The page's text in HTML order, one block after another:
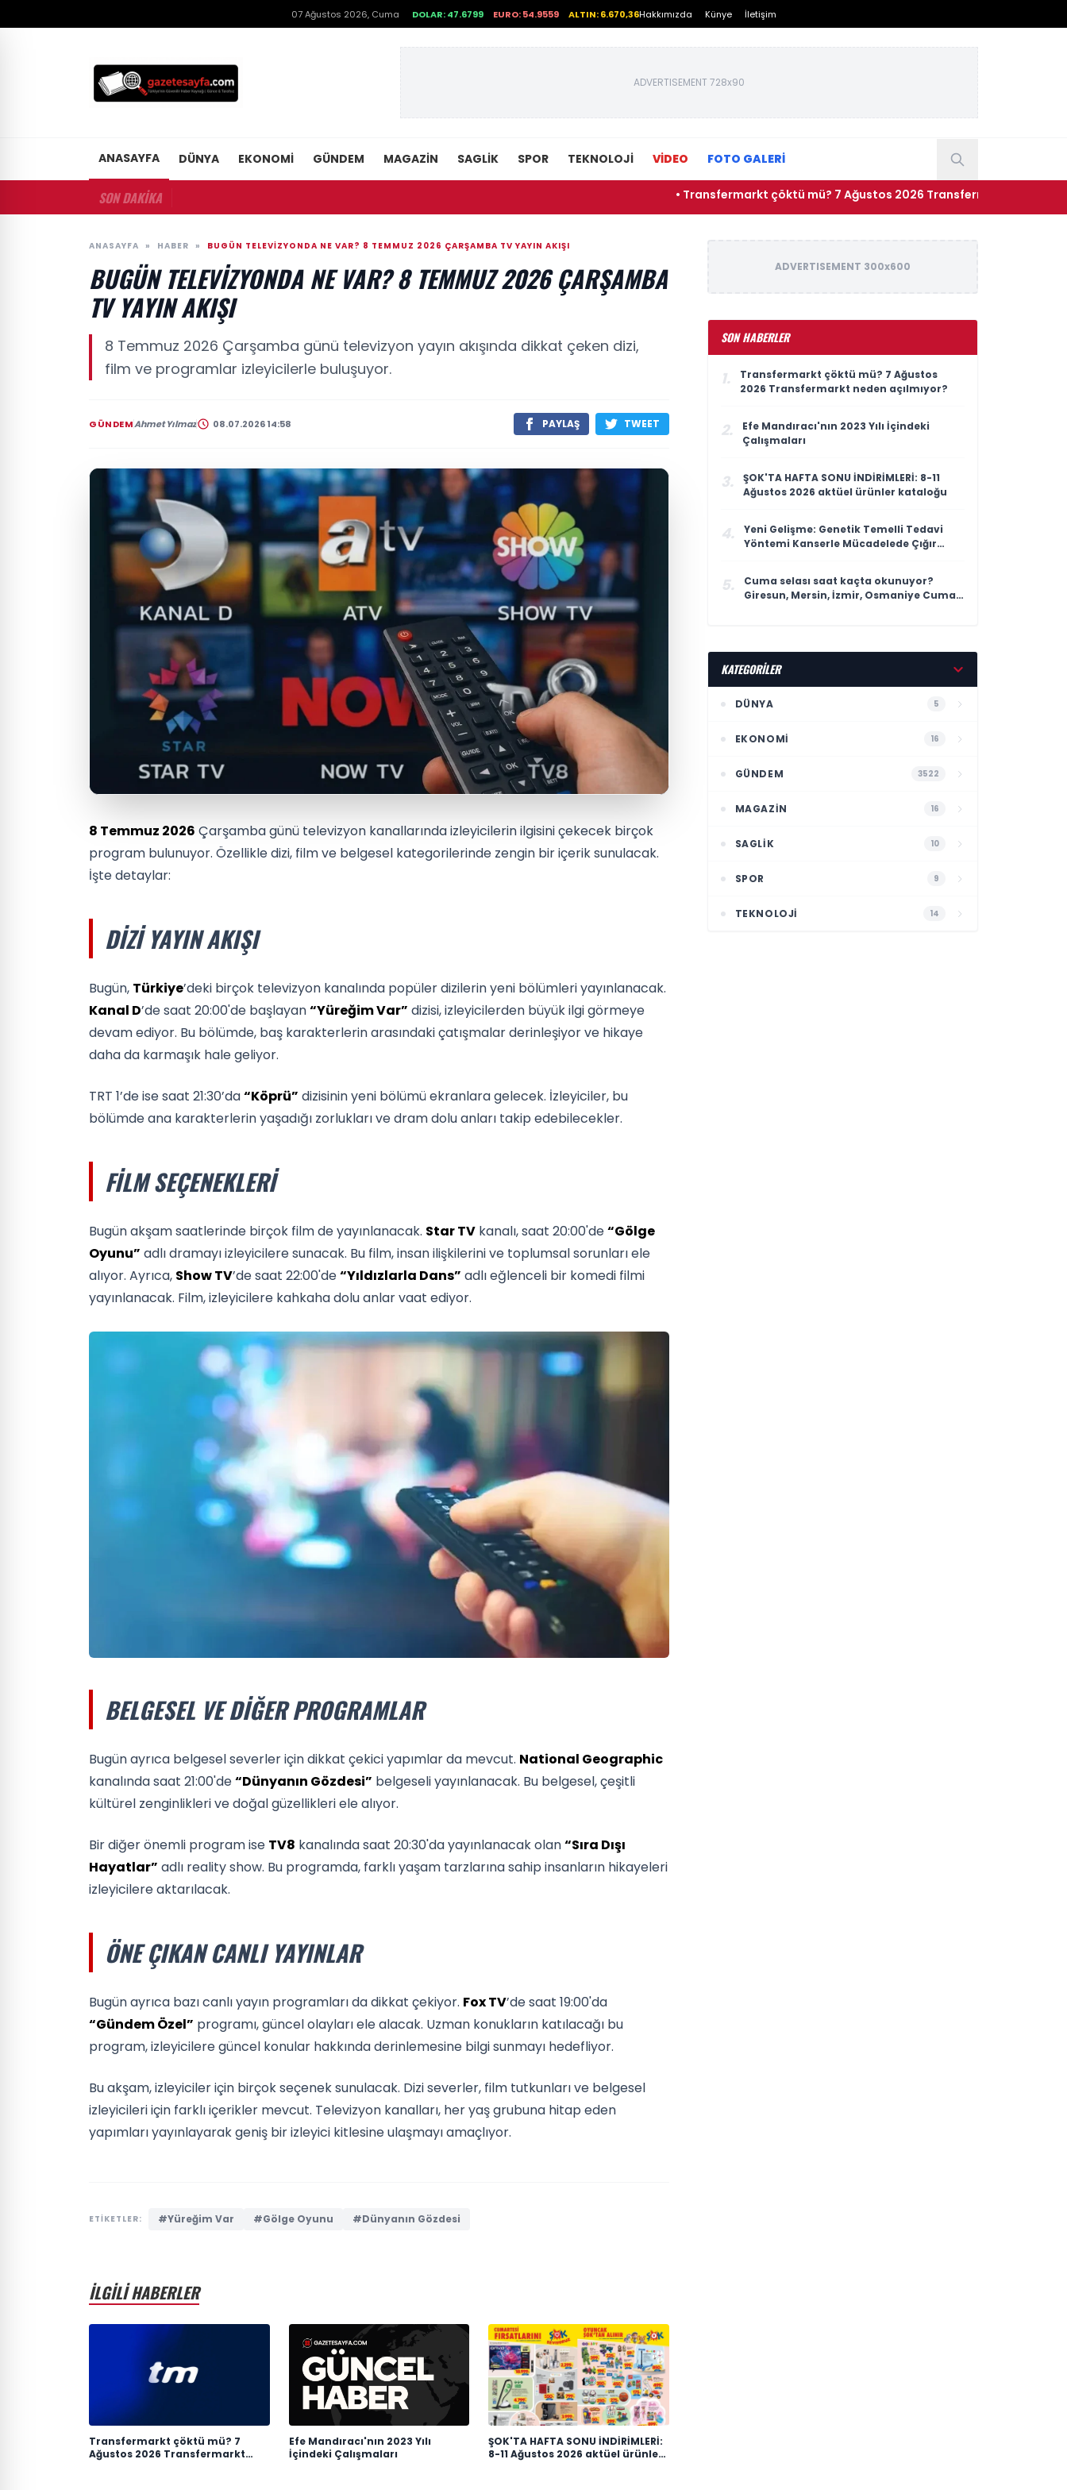
07 Ağustos 2026, Cuma DOLAR: 47.6799 EURO: 54.9559 ALTIN: 6.670,36Hakkımızda Künye İletişim
ADVERTISEMENT 728x90
ANASAYFA DÜNYA EKONOMI GÜNDEM MAGAZIN SAGLIK SPOR TEKNOLOJI VİDEO FOTO GALERİ
SON DAKİKA • Transfermarkt çöktü mü? 7 Ağustos 2026 Transfermarkt neden açılmıyor?
ANASAYFA » HABER » BUGÜN TELEVIZYONDA NE VAR? 8 TEMMUZ 2026 ÇARŞAMBA TV YAYIN AKIŞI
BUGÜN TELEVIZYONDA NE VAR? 8 TEMMUZ 2026 ÇARŞAMBA
TV YAYIN AKIŞI
8 Temmuz 2026 Çarşamba günü televizyon yayın akışında dikkat çeken dizi,
film ve programlar izleyicilerle buluşuyor.
GÜNDEMAhmet Yılmaz 08.07.2026 14:58 PAYLAŞ TWEET
8 Temmuz 2026 Çarşamba günü televizyon kanallarında izleyicilerin ilgisini çekecek birçok
program bulunuyor. Özellikle dizi, film ve belgesel kategorilerinde zengin bir içerik sunulacak.
İşte detaylar:
DIZI YAYIN AKIŞI
Bugün, Türkiye’deki birçok televizyon kanalında popüler dizilerin yeni bölümleri yayınlanacak.
Kanal D’de saat 20:00'de başlayan“Yüreğim Var” dizisi, izleyicilerden büyük ilgi görmeye
devam ediyor. Bu bölümde, baş karakterlerin arasındaki çatışmalar derinleşiyor ve hikaye
daha da karmaşık hale geliyor.
TRT 1’de ise saat 21:30’da“Köprü” dizisinin yeni bölümü ekranlara gelecek. İzleyiciler, bu
bölümde ana karakterlerin yaşadığı zorlukları ve dram dolu anları takip edebilecekler.
FILM SEÇENEKLERI
Bugün akşam saatlerinde birçok film de yayınlanacak. Star TV kanalı, saat 20:00'de“Gölge
Oyunu” adlı dramayı izleyicilere sunacak. Bu film, insan ilişkilerini ve toplumsal sorunları ele
alıyor. Ayrıca, Show TV’de saat 22:00'de“Yıldızlarla Dans” adlı eğlenceli bir komedi filmi
yayınlanacak. Film, izleyicilere kahkaha dolu anlar vaat ediyor.
BELGESEL VE DIĞER PROGRAMLAR
Bugün ayrıca belgesel severler için dikkat çekici yapımlar da mevcut. National Geographic
kanalında saat 21:00'de“Dünyanın Gözdesi” belgeseli yayınlanacak. Bu belgesel, çeşitli
kültürel zenginlikleri ve doğal güzellikleri ele alıyor.
Bir diğer önemli program ise TV8 kanalında saat 20:30'da yayınlanacak olan“Sıra Dışı
Hayatlar” adlı reality show. Bu programda, farklı yaşam tarzlarına sahip insanların hikayeleri
izleyicilere aktarılacak.
ÖNE ÇIKAN CANLI YAYINLAR
Bugün ayrıca bazı canlı yayın programları da dikkat çekiyor. Fox TV’de saat 19:00'da
“Gündem Özel” programı, güncel olayları ele alacak. Uzman konukların katılacağı bu
program, izleyicilere güncel konular hakkında derinlemesine bilgi sunmayı hedefliyor.
Bu akşam, izleyiciler için birçok seçenek sunulacak. Dizi severler, film tutkunları ve belgesel
izleyicileri için farklı içerikler mevcut. Televizyon kanalları, her yaş grubuna hitap eden
yapımları yayınlayarak geniş bir izleyici kitlesine ulaşmayı amaçlıyor.
ETİKETLER: #Yüreğim Var #Gölge Oyunu #Dünyanın Gözdesi
İLGİLİ HABERLER
Transfermarkt çöktü mü? 7
Ağustos 2026 Transfermarkt
Efe Mandıracı'nın 2023 Yılı
İçindeki Çalışmaları
ŞOK'TA HAFTA SONU İNDİRİMLERİ:
8-11 Ağustos 2026 aktüel ürünler
ADVERTISEMENT 300x600
SON HABERLER
1.
Transfermarkt çöktü mü? 7 Ağustos
2026 Transfermarkt neden açılmıyor?
2.
Efe Mandıracı'nın 2023 Yılı İçindeki
Çalışmaları
3.
ŞOK'TA HAFTA SONU İNDİRİMLERİ: 8-11
Ağustos 2026 aktüel ürünler kataloğu
4.
Yeni Gelişme: Genetik Temelli Tedavi
Yöntemi Kanserle Mücadelede Çığır
5.
Cuma selası saat kaçta okunuyor?
Giresun, Mersin, İzmir, Osmaniye Cuma
KATEGORİLER
DÜNYA 5
EKONOMI 16
GÜNDEM 3522
MAGAZIN 16
SAGLIK 10
SPOR 9
TEKNOLOJI 14